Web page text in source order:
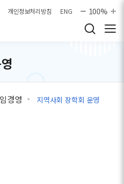
개인정보처리방침 ENG 100%
경영 지역사회 장학회 운영